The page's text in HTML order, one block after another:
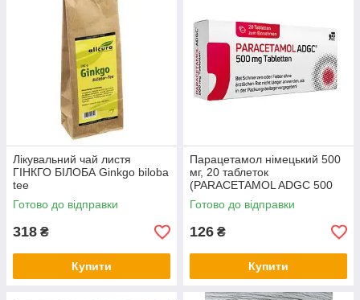
Лікувальний чай листя
ГІНКГО БІЛОБА Ginkgo biloba
tee
Готово до відправки
318 ₴
Купити
Парацетамол німецький 500
мг, 20 таблеток
(PARACETAMOL ADGC 500
mg Tabletten, 20 St.)
Готово до відправки
126 ₴
Купити